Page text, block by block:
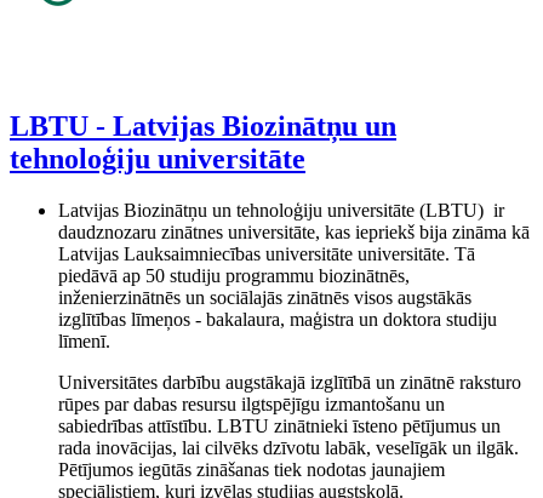
LBTU - Latvijas Biozinātņu un
tehnoloģiju universitāte
Latvijas Biozinātņu un tehnoloģiju universitāte (LBTU) ir
daudznozaru zinātnes universitāte, kas iepriekš bija zināma kā
Latvijas Lauksaimniecības universitāte universitāte. Tā
piedāvā ap 50 studiju programmu biozinātnēs,
inženierzinātnēs un sociālajās zinātnēs visos augstākās
izglītības līmeņos - bakalaura, maģistra un doktora studiju
līmenī.
Universitātes darbību augstākajā izglītībā un zinātnē raksturo
rūpes par dabas resursu ilgtspējīgu izmantošanu un
sabiedrības attīstību. LBTU zinātnieki īsteno pētījumus un
rada inovācijas, lai cilvēks dzīvotu labāk, veselīgāk un ilgāk.
Pētījumos iegūtās zināšanas tiek nodotas jaunajiem
speciālistiem, kuri izvēlas studijas augstskolā.